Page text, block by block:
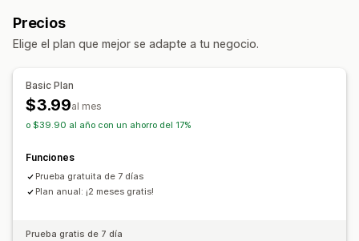
Precios
Elige el plan que mejor se adapte a tu negocio.
Basic Plan
$3.99al mes
o $39.90 al año con un ahorro del 17%
Funciones
Prueba gratuita de 7 días
Plan anual: ¡2 meses gratis!
Prueba gratis de 7 día